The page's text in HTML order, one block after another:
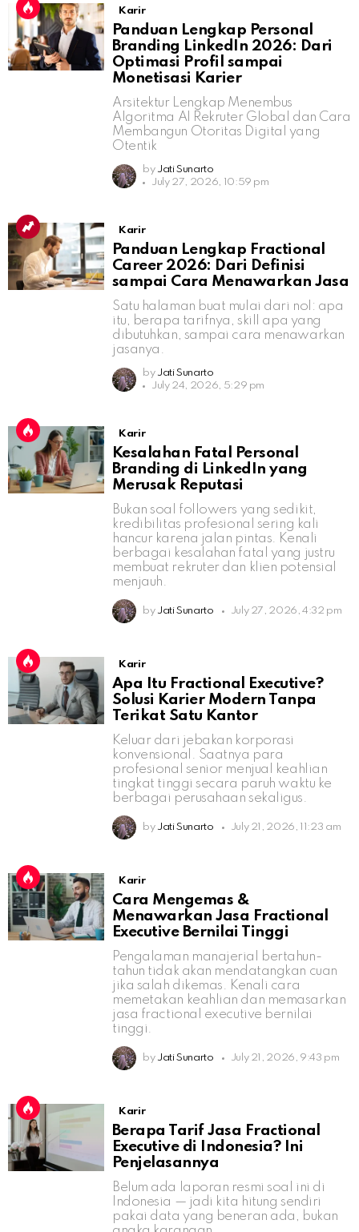
Karir
Panduan Lengkap Personal
Branding LinkedIn 2026: Dari
Optimasi Profil sampai
Monetisasi Karier
Arsitektur Lengkap Menembus
Algoritma AI Rekruter Global dan Cara
Membangun Otoritas Digital yang
Otentik
by Jati Sunarto
July 27, 2026, 10:59 pm
Karir
Panduan Lengkap Fractional
Career 2026: Dari Definisi
sampai Cara Menawarkan Jasa
Satu halaman buat mulai dari nol: apa
itu, berapa tarifnya, skill apa yang
dibutuhkan, sampai cara menawarkan
jasanya.
by Jati Sunarto
July 24, 2026, 5:29 pm
Karir
Kesalahan Fatal Personal
Branding di LinkedIn yang
Merusak Reputasi
Bukan soal followers yang sedikit,
kredibilitas profesional sering kali
hancur karena jalan pintas. Kenali
berbagai kesalahan fatal yang justru
membuat rekruter dan klien potensial
menjauh.
by Jati Sunarto July 27, 2026, 4:32 pm
Karir
Apa Itu Fractional Executive?
Solusi Karier Modern Tanpa
Terikat Satu Kantor
Keluar dari jebakan korporasi
konvensional. Saatnya para
profesional senior menjual keahlian
tingkat tinggi secara paruh waktu ke
berbagai perusahaan sekaligus.
by Jati Sunarto July 21, 2026, 11:23 am
Karir
Cara Mengemas &
Menawarkan Jasa Fractional
Executive Bernilai Tinggi
Pengalaman manajerial bertahun-
tahun tidak akan mendatangkan cuan
jika salah dikemas. Kenali cara
memetakan keahlian dan memasarkan
jasa fractional executive bernilai
tinggi.
by Jati Sunarto July 21, 2026, 9:43 pm
Karir
Berapa Tarif Jasa Fractional
Executive di Indonesia? Ini
Penjelasannya
Belum ada laporan resmi soal ini di
Indonesia — jadi kita hitung sendiri
pakai data yang beneran ada, bukan